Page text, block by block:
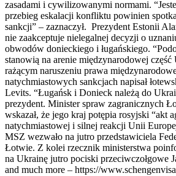
zasadami i cywilizowanymi normami.
przebieg eskalacji konfliktu powinien
sankcji” – zaznaczył. Prezydent Estonii
nie zaakceptuje nielegalnej decyzji o
obwodów donieckiego i ługańskiego.
stanowią na arenie międzynarodowej
rażącym naruszeniu prawa
natychmiastowych sankcjach napisał
Levits. “Ługańsk i Donieck należą do
prezydent. Minister spraw zagranicznych
wskazał, że jego kraj potępia rosyjski “akt
natychmiastowej i silnej reakcji Unii
MSZ wezwało na jutro przedstawiciela
Łotwie. Z kolei rzecznik ministerstwa
na Ukrainę jutro pociski przeciwczołgowe
and much more – https://